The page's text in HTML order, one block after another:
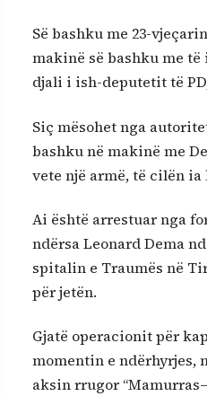
Së bashku me 23-
makinë së bashku me të
djali i ish-deputetit të
Siç mësohet nga
bashku në makinë me
vete një armë, të cilën
Ai është arrestuar nga
ndërsa Leonard Dema
spitalin e Traumës në
për jetën.
Gjatë operacionit për
momentin e ndërhyrjes,
aksin rrugor